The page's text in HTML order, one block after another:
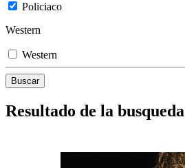
Policiaco
Western
Western
Resultado de la busqueda